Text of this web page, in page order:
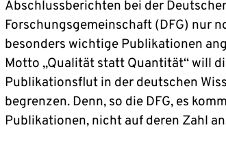
Abschlussberichten bei der
Forschungsgemeinschaft (DFG) nur
besonders wichtige Publikationen
Motto „Qualität statt Quantität“ will
Publikationsflut in der deutschen
begrenzen. Denn, so die DFG, es
Publikationen, nicht auf deren Zahl